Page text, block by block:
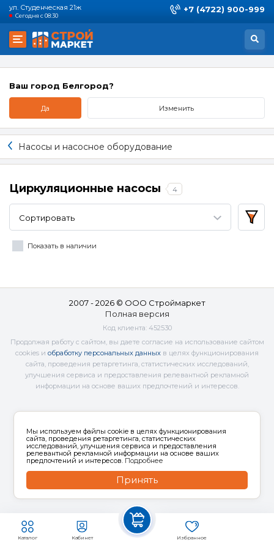
ул. Студенческая 21ж
Сегодня с 08:30
+7 (4722) 900-999
Каталог Кабинет Избранное
Ваш город Белгород?
Да Изменить
Насосы и насосное оборудование
Циркуляционные насосы 4
Сортировать
Показать в наличии
2007 - 2026 © ООО Строймаркет
Полная версия
Код клиента: 452530
Продолжая работу с сайтом, вы даете согласие на использование сайтом
cookies и обработку персональных данных в целях функционирования
сайта, проведения ретаргетинга, статистических исследований,
улучшения сервиса и предоставления релевантной рекламной
информации на основе ваших предпочтений и интересов.
Мы используем файлы cookie в целях функционирования
сайта, проведения ретаргетинга, статистических
исследований, улучшения сервиса и предоставления
релевантной рекламной информации на основе ваших
предпочтений и интересов. Подробнее
Принять